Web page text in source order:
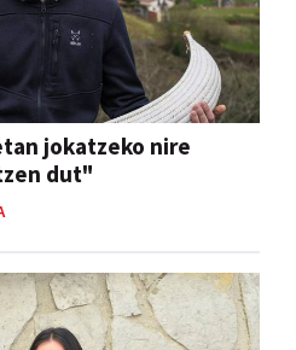
jokatzeko nire
dut"